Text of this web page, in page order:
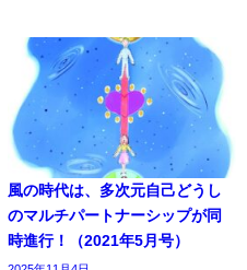
風の時代は、多次元自己どうし
のマルチパートナーシップが同
時進行！（2021年5月号）